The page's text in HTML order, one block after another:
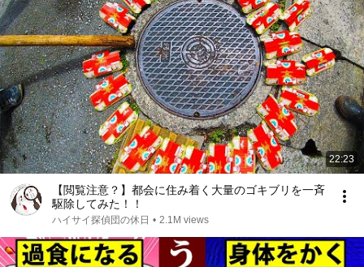
22:23
【閲覧注意？】都会に住み着く大量のゴキブリを一斉
駆除してみた！！
ハイサイ探偵団の休日 • 2.1M views